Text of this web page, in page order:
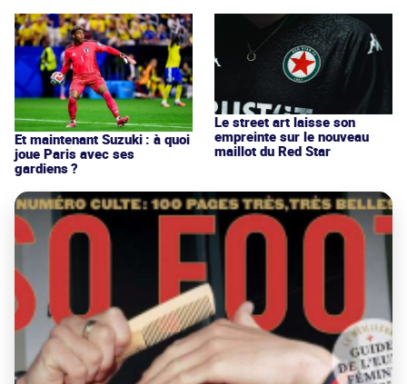
Et maintenant Suzuki : à quoi
joue Paris avec ses
gardiens ?
Le street art laisse son
empreinte sur le nouveau
maillot du Red Star